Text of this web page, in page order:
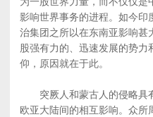
影响世界事务的进程。如今印
治集团之所以在东南亚影响甚
股强有力的、迅速发展的势
仰，原因就在于此。
突厥人和蒙古人的侵略具
欧亚大陆间的相互影响。众